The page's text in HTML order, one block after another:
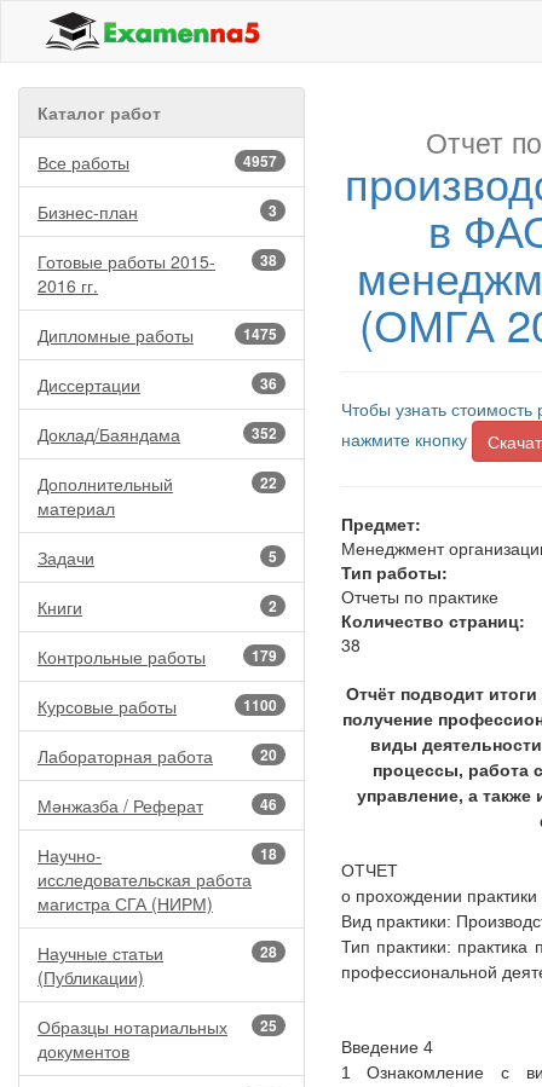
Каталог работ
4957
Все работы
3
Бизнес-план
38
Готовые работы 2015-
2016 гг.
1475
Дипломные работы
36
Диссертации
352
Доклад/Баяндама
22
Дополнительный
материал
5
Задачи
2
Книги
179
Контрольные работы
1100
Курсовые работы
20
Лабораторная работа
46
Мәнжазба / Реферат
18
Научно-
исследовательская работа
магистра СГА (НИРМ)
28
Научные статьи
(Публикации)
25
Образцы нотариальных
документов
Отчет
в
(ОМГА
Чтобы узнать
нажмите кнопку
Предмет:
Менеджмент
Тип работы:
Отчеты по практике
Количество страниц:
38
Отчёт подводит
получение
виды
процессы, работа
управление, а также
ОТЧЕТ
о прохождении практики
Вид практики:
Тип практики:
профессиональной
Введение 4
1 Ознакомление с